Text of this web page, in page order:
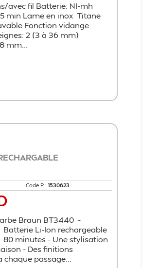
avec fil Batterie: NI-mh
min Lame en inox Titane
Fonction vidange
2 (3 à 36 mm)
mm...
Code P : 1530623
Braun BT3440 -
Li-Ion rechargeable
minutes - Une stylisation
- Des finitions
passage...